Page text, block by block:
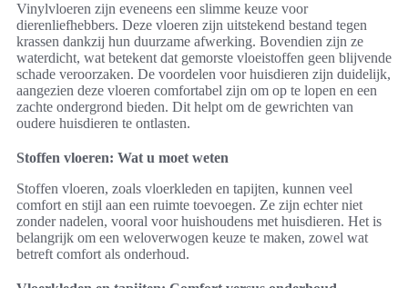
Vinylvloeren zijn eveneens een slimme keuze voor
dierenliefhebbers. Deze vloeren zijn uitstekend bestand tegen
krassen dankzij hun duurzame afwerking. Bovendien zijn ze
waterdicht, wat betekent dat gemorste vloeistoffen geen blijvende
schade veroorzaken. De voordelen voor huisdieren zijn duidelijk,
aangezien deze vloeren comfortabel zijn om op te lopen en een
zachte ondergrond bieden. Dit helpt om de gewrichten van
oudere huisdieren te ontlasten.
Stoffen vloeren: Wat u moet weten
Stoffen vloeren, zoals vloerkleden en tapijten, kunnen veel
comfort en stijl aan een ruimte toevoegen. Ze zijn echter niet
zonder nadelen, vooral voor huishoudens met huisdieren. Het is
belangrijk om een weloverwogen keuze te maken, zowel wat
betreft comfort als onderhoud.